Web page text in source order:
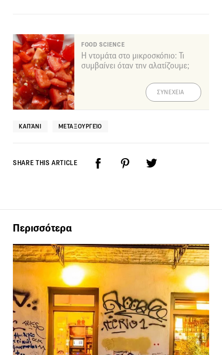
FOOD SCIENCE
Η ντομάτα στο μικροσκόπιο: Τι
συμβαίνει όταν την αλατίζουμε;
ΣΥΝΕΧΕΙΑ
ΚΑΠΆΝΙ ΜΕΤΑΞΟΥΡΓΕΊΟ
SHARE THIS ARTICLE
Περισσότερα